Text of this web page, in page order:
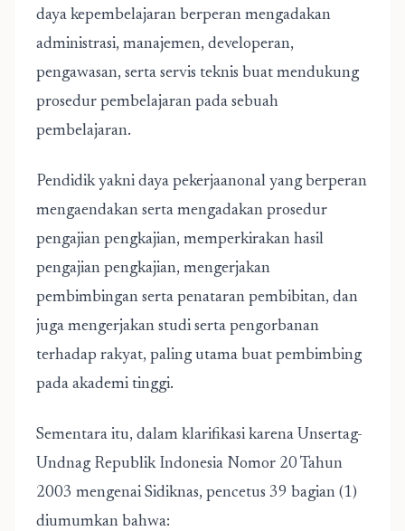
daya kepembelajaran berperan mengadakan
administrasi, manajemen, developeran,
pengawasan, serta servis teknis buat mendukung
prosedur pembelajaran pada sebuah
pembelajaran.
Pendidik yakni daya pekerjaanonal yang berperan
mengaendakan serta mengadakan prosedur
pengajian pengkajian, memperkirakan hasil
pengajian pengkajian, mengerjakan
pembimbingan serta penataran pembibitan, dan
juga mengerjakan studi serta pengorbanan
terhadap rakyat, paling utama buat pembimbing
pada akademi tinggi.
Sementara itu, dalam klarifikasi karena Unsertag-
Undnag Republik Indonesia Nomor 20 Tahun
2003 mengenai Sidiknas, pencetus 39 bagian (1)
diumumkan bahwa: